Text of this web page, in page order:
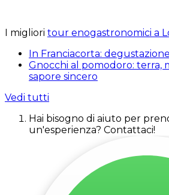
I migliori tour enogastronomici a
In Franciacorta:
Gnocchi al pomodoro: terra,
sapore sincero
Vedi tutti
Hai bisogno di aiuto per
un'esperienza? Contattaci!